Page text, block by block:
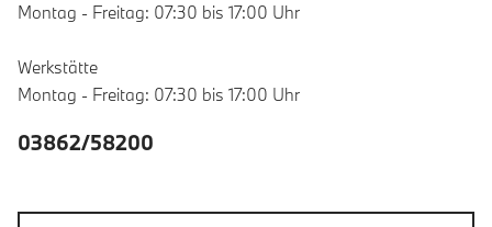
Montag - Freitag: 07:30 bis 17:00 Uhr
Werkstätte
Montag - Freitag: 07:30 bis 17:00 Uhr
03862/58200